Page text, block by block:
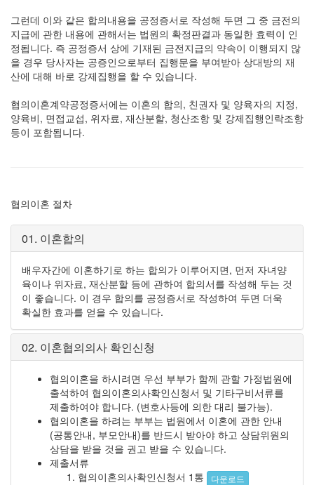
그런데 이와 같은 합의내용을 공정증서로 작성해 두면 그 중 금전의
지급에 관한 내용에 관해서는 법원의 확정판결과 동일한 효력이 인
정됩니다. 즉 공정증서 상에 기재된 금전지급의 약속이 이행되지 않
을 경우 당사자는 공증인으로부터 집행문을 부여받아 상대방의 재
산에 대해 바로 강제집행을 할 수 있습니다.
협의이혼계약공정증서에는 이혼의 합의, 친권자 및 양육자의 지정,
양육비, 면접교섭, 위자료, 재산분할, 청산조항 및 강제집행인락조항
등이 포함됩니다.
협의이혼 절차
01. 이혼합의
배우자간에 이혼하기로 하는 합의가 이루어지면, 먼저 자녀양
육이나 위자료, 재산분할 등에 관하여 합의서를 작성해 두는 것
이 좋습니다. 이 경우 합의를 공정증서로 작성하여 두면 더욱
확실한 효과를 얻을 수 있습니다.
02. 이혼협의의사 확인신청
협의이혼을 하시려면 우선 부부가 함께 관할 가정법원에
출석하여 협의이혼의사확인신청서 및 기타구비서류를
제출하여야 합니다. (변호사등에 의한 대리 불가능).
협의이혼을 하려는 부부는 법원에서 이혼에 관한 안내
(공통안내, 부모안내)를 반드시 받아야 하고 상담위원의
상담을 받을 것을 권고 받을 수 있습니다.
제출서류
협의이혼의사확인신청서 1통
다운로드